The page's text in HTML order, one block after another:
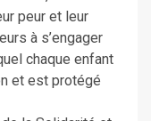
peur et leur
à s’engager
chaque enfant
et est protégé